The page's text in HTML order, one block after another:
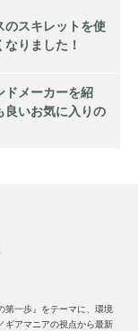
のスキレットを使
りました！
ドメーカーを紹
良いお気に入りの
第一歩』をテーマに、環境
ギアマニアの視点から最新